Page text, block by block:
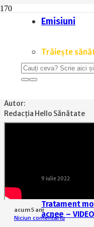
Emisiuni
Trăiește
9 iulie 2022
Tratament
acnee – VIDEO
FRUMUSEȚE,LUANA
Arsuri,
Autor:
Redacția Hello Sănătate
acum 5 ani
Niciun comentariu